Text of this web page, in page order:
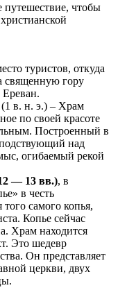
путешествие, чтобы
туристов, откуда
священную гору
Ереван.
(1 в. н. э.) – Храм
по своей красоте
Построенный в
над
огибаемый рекой
— 13 вв.), в
в честь
самого копья,
Копье сейчас
Храм находится
Это шедевр
Он представляет
церкви, двух